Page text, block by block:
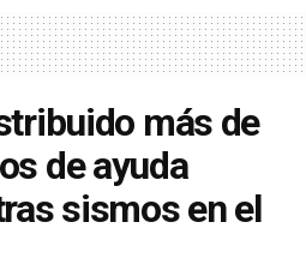
más de
de ayuda
sismos en el